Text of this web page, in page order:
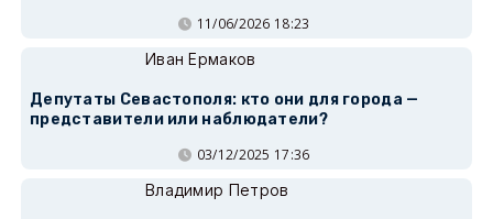
11/06/2026 18:23
Иван Ермаков
Депутаты Севастополя: кто они для города —
представители или наблюдатели?
03/12/2025 17:36
Владимир Петров